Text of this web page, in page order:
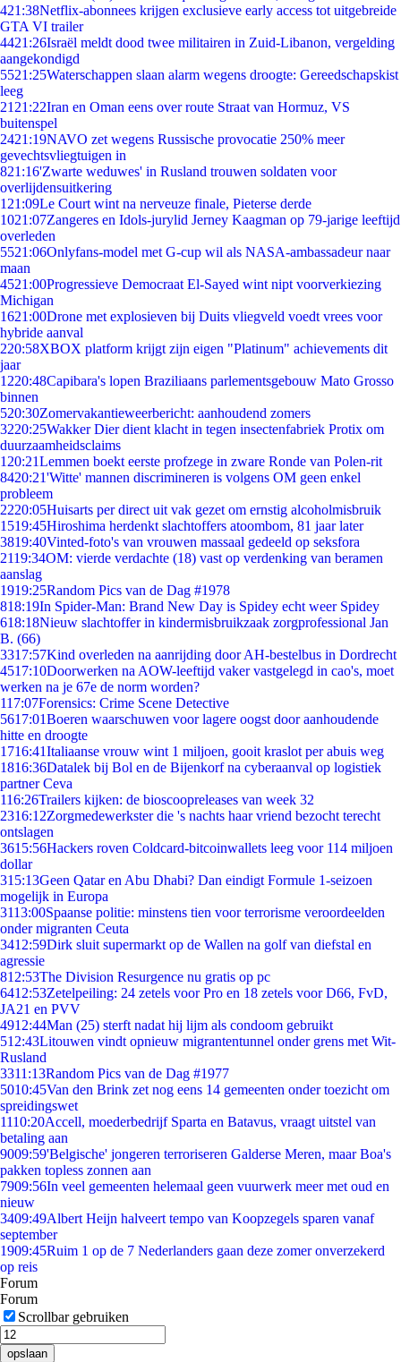
421:38Netflix-abonnees krijgen exclusieve early access tot uitgebreide
GTA VI trailer
4421:26Israël meldt dood twee militairen in Zuid-Libanon, vergelding
aangekondigd
5521:25Waterschappen slaan alarm wegens droogte: Gereedschapskist
leeg
21 21:22Iran en Oman eens over route Straat van Hormuz, VS
buitenspel
2421:19NAVO zet wegens Russische provocatie 250% meer
gevechtsvliegtuigen in
821:16'Zwarte weduwes' in Rusland trouwen soldaten voor
overlijdensuitkering
1 21:09Le Court wint na nerveuze finale, Pieterse derde
1021:07Zangeres en Idols-jurylid Jerney Kaagman op 79-jarige leeftijd
overleden
5521:06Onlyfans-model met G-cup wil als NASA-ambassadeur naar
maan
4521:00Progressieve Democraat El-Sayed wint nipt voorverkiezing
Michigan
1621:00Drone met explosieven bij Duits vliegveld voedt vrees voor
hybride aanval
220:58XBOX platform krijgt zijn eigen "Platinum" achievements dit
jaar
1220:48Capibara's lopen Braziliaans parlementsgebouw Mato Grosso
binnen
520:30Zomervakantieweerbericht: aanhoudend zomers
3220:25Wakker Dier dient klacht in tegen insectenfabriek Protix om
duurzaamheidsclaims
1 20:21Lemmen boekt eerste profzege in zware Ronde van Polen-rit
8420:21'Witte' mannen discrimineren is volgens OM geen enkel
probleem
2220:05Huisarts per direct uit vak gezet om ernstig alcoholmisbruik
1519:45Hiroshima herdenkt slachtoffers atoombom, 81 jaar later
3819:40Vinted-foto's van vrouwen massaal gedeeld op seksfora
2119:34OM: vierde verdachte (18) vast op verdenking van beramen
aanslag
1919:25Random Pics van de Dag #1978
818:19In Spider-Man: Brand New Day is Spidey echt weer Spidey
618:18Nieuw slachtoffer in kindermisbruikzaak zorgprofessional Jan
B. (66)
3317:57Kind overleden na aanrijding door AH-bestelbus in Dordrecht
4517:10Doorwerken na AOW-leeftijd vaker vastgelegd in cao's, moet
werken na je 67e de norm worden?
117:07Forensics: Crime Scene Detective
5617:01Boeren waarschuwen voor lagere oogst door aanhoudende
hitte en droogte
1716:41Italiaanse vrouw wint 1 miljoen, gooit kraslot per abuis weg
1816:36Datalek bij Bol en de Bijenkorf na cyberaanval op logistiek
partner Ceva
116:26Trailers kijken: de bioscoopreleases van week 32
2316:12Zorgmedewerkster die 's nachts haar vriend bezocht terecht
ontslagen
3615:56Hackers roven Coldcard-bitcoinwallets leeg voor 114 miljoen
dollar
315:13Geen Qatar en Abu Dhabi? Dan eindigt Formule 1-seizoen
mogelijk in Europa
3113:00Spaanse politie: minstens tien voor terrorisme veroordeelden
onder migranten Ceuta
3412:59Dirk sluit supermarkt op de Wallen na golf van diefstal en
agressie
812:53The Division Resurgence nu gratis op pc
6412:53Zetelpeiling: 24 zetels voor Pro en 18 zetels voor D66, FvD,
JA21 en PVV
4912:44Man (25) sterft nadat hij lijm als condoom gebruikt
512:43Litouwen vindt opnieuw migrantentunnel onder grens met Wit-
Rusland
3311:13Random Pics van de Dag #1977
5010:45Van den Brink zet nog eens 14 gemeenten onder toezicht om
spreidingswet
1110:20Accell, moederbedrijf Sparta en Batavus, vraagt uitstel van
betaling aan
9009:59'Belgische' jongeren terroriseren Galderse Meren, maar Boa's
pakken topless zonnen aan
7909:56In veel gemeenten helemaal geen vuurwerk meer met oud en
nieuw
3409:49Albert Heijn halveert tempo van Koopzegels sparen vanaf
september
1909:45Ruim 1 op de 7 Nederlanders gaan deze zomer onverzekerd
op reis
Forum
Forum
Scrollbar gebruiken
opslaan